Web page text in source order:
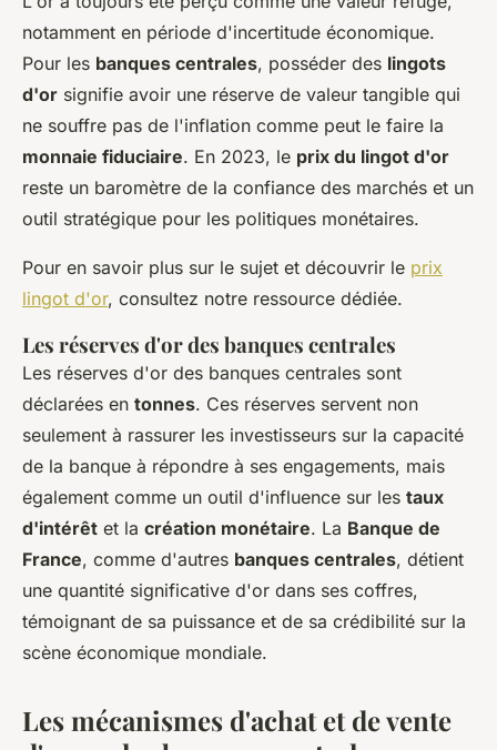
notamment en période d'incertitude économique.
Pour les banques centrales, posséder des lingots
d'or signifie avoir une réserve de valeur tangible qui
ne souffre pas de l'inflation comme peut le faire la
monnaie fiduciaire. En 2023, le prix du lingot d'or
reste un baromètre de la confiance des marchés et un
outil stratégique pour les politiques monétaires.
Pour en savoir plus sur le sujet et découvrir le prix
lingot d'or, consultez notre ressource dédiée.
Les réserves d'or des banques centrales
Les réserves d'or des banques centrales sont
déclarées en tonnes. Ces réserves servent non
seulement à rassurer les investisseurs sur la capacité
de la banque à répondre à ses engagements, mais
également comme un outil d'influence sur les taux
d'intérêt et la création monétaire. La Banque de
France, comme d'autres banques centrales, détient
une quantité significative d'or dans ses coffres,
témoignant de sa puissance et de sa crédibilité sur la
scène économique mondiale.
Les mécanismes d'achat et de vente